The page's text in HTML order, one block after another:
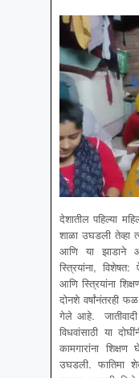
देशातील पहिल्या
शाळा उघडली तेव्हा
आणि या झाडाने
स्त्रियांना, विशेषत:
आणि स्त्रियांना
दोनशे वर्षांनंतरही
गेले आहे. जातीवादी
विधवांसाठी या
कामगारांना
उघडली. फातिमा